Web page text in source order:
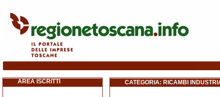
ricambi-industriali firenze
AREA ISCRITTI CATEGORIA: RICAMBI